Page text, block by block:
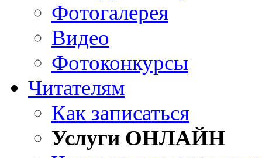
Фотогалерея
Видео
Фотоконкурсы
Читателям
Как записаться
Услуги ОНЛАЙН